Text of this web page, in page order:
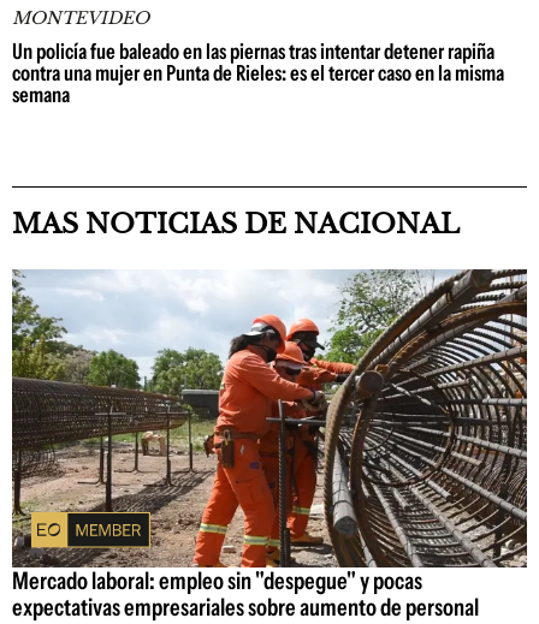
MONTEVIDEO
Un policía fue baleado en las piernas tras intentar detener rapiña
contra una mujer en Punta de Rieles: es el tercer caso en la misma
semana
MAS NOTICIAS DE NACIONAL
Mercado laboral: empleo sin "despegue" y pocas
expectativas empresariales sobre aumento de personal